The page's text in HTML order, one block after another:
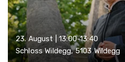
23. August | 13:00-13:40
Schloss Wildegg, 5103 Wildegg